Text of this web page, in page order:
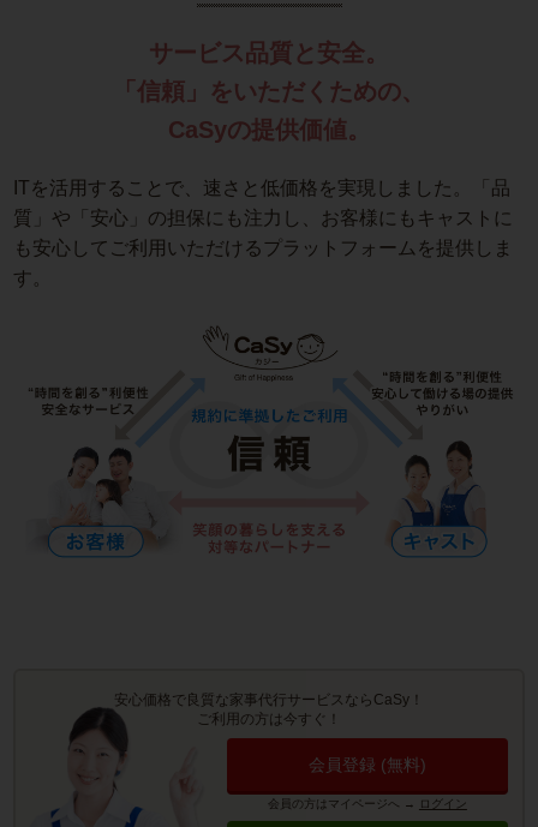
サービス品質と安全。
「信頼」をいただくための、
CaSyの提供価値。
ITを活用することで、速さと低価格を実現しました。「品
質」や「安心」の担保にも注力し、お客様にもキャストに
も安心してご利用いただけるプラットフォームを提供しま
す。
安心価格で良質な家事代行サービスならCaSy！
ご利用の方は今すぐ！
会員登録 (無料)
会員の方はマイページへ → ログイン